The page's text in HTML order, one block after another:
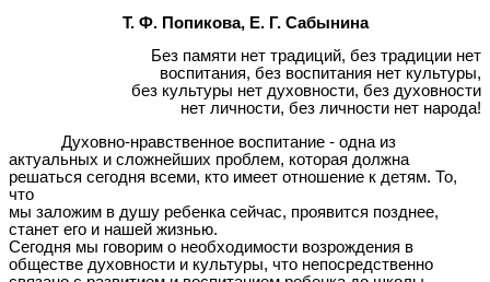
Т. Ф. Попикова, Е. Г. Сабынина
Без памяти нет традиций, без традиции нет
воспитания, без воспитания нет культуры,
без культуры нет духовности, без духовности
нет личности, без личности нет народа!
Духовно-нравственное воспитание - одна из
актуальных и сложнейших проблем, которая должна
решаться сегодня всеми, кто имеет отношение к детям. То,
что
мы заложим в душу ребенка сейчас, проявится позднее,
станет его и нашей жизнью.
Сегодня мы говорим о необходимости возрождения в
обществе духовности и культуры, что непосредственно